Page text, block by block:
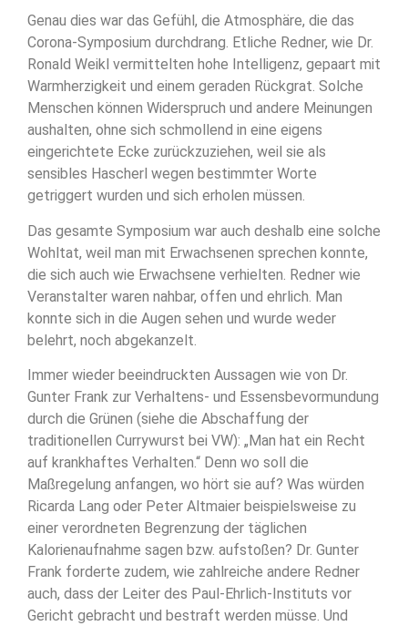
Genau dies war das Gefühl, die Atmosphäre, die das
Corona-Symposium durchdrang. Etliche Redner, wie Dr.
Ronald Weikl vermittelten hohe Intelligenz, gepaart mit
Warmherzigkeit und einem geraden Rückgrat. Solche
Menschen können Widerspruch und andere Meinungen
aushalten, ohne sich schmollend in eine eigens
eingerichtete Ecke zurückzuziehen, weil sie als
sensibles Hascherl wegen bestimmter Worte
getriggert wurden und sich erholen müssen.
Das gesamte Symposium war auch deshalb eine solche
Wohltat, weil man mit Erwachsenen sprechen konnte,
die sich auch wie Erwachsene verhielten. Redner wie
Veranstalter waren nahbar, offen und ehrlich. Man
konnte sich in die Augen sehen und wurde weder
belehrt, noch abgekanzelt.
Immer wieder beeindruckten Aussagen wie von Dr.
Gunter Frank zur Verhaltens- und Essensbevormundung
durch die Grünen (siehe die Abschaffung der
traditionellen Currywurst bei VW): „Man hat ein Recht
auf krankhaftes Verhalten.“ Denn wo soll die
Maßregelung anfangen, wo hört sie auf? Was würden
Ricarda Lang oder Peter Altmaier beispielsweise zu
einer verordneten Begrenzung der täglichen
Kalorienaufnahme sagen bzw. aufstoßen? Dr. Gunter
Frank forderte zudem, wie zahlreiche andere Redner
auch, dass der Leiter des Paul-Ehrlich-Instituts vor
Gericht gebracht und bestraft werden müsse. Und